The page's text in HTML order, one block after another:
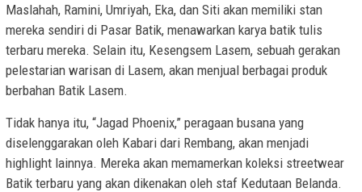
Maslahah, Ramini, Umriyah, Eka, dan Siti akan memiliki stan
mereka sendiri di Pasar Batik, menawarkan karya batik tulis
terbaru mereka. Selain itu, Kesengsem Lasem, sebuah gerakan
pelestarian warisan di Lasem, akan menjual berbagai produk
berbahan Batik Lasem.
Tidak hanya itu, “Jagad Phoenix,” peragaan busana yang
diselenggarakan oleh Kabari dari Rembang, akan menjadi
highlight lainnya. Mereka akan memamerkan koleksi streetwear
Batik terbaru yang akan dikenakan oleh staf Kedutaan Belanda.